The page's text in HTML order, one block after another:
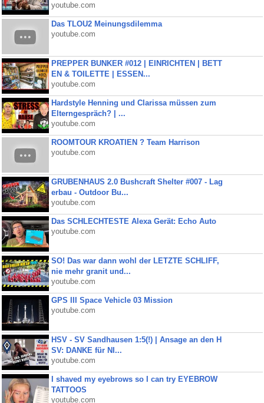
youtube.com
Das TLOU2 Meinungsdilemma
youtube.com
PREPPER BUNKER #012 | EINRICHTEN | BETT
EN & TOILETTE | ESSEN...
youtube.com
Hardstyle Henning und Clarissa müssen zum
Elterngespräch? | ...
youtube.com
ROOMTOUR KROATIEN ? Team Harrison
youtube.com
GRUBENHAUS 2.0 Bushcraft Shelter #007 - Lag
erbau - Outdoor Bu...
youtube.com
Das SCHLECHTESTE Alexa Gerät: Echo Auto
youtube.com
SO! Das war dann wohl der LETZTE SCHLIFF,
nie mehr granit und...
youtube.com
GPS III Space Vehicle 03 Mission
youtube.com
HSV - SV Sandhausen 1:5(!) | Ansage an den H
SV: DANKE für NI...
youtube.com
I shaved my eyebrows so I can try EYEBROW
TATTOOS
youtube.com